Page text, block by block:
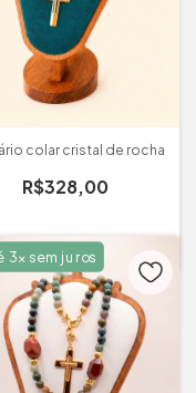
colar cristal de rocha
R$328,00
3x sem juros